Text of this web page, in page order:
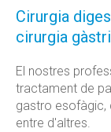
Cirurgia
cirurgia
El nostres
tractament de
gastro esofàgic,
entre d'altres.